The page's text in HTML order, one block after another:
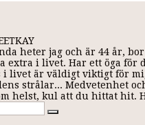
heter jag och är 44 år,
extra i livet. Har ett öga för
i livet är väldigt viktigt för
strålar... Medvetenhet
helst, kul att du hittat hit.
himmel och jord